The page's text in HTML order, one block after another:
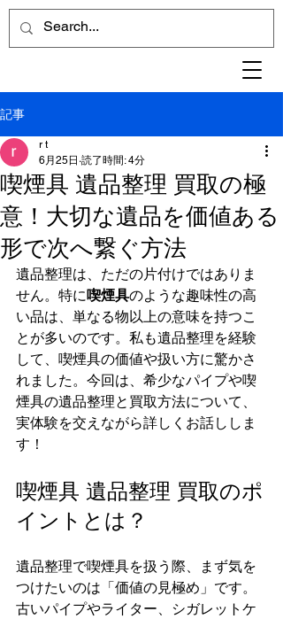
記事
喫煙具 遺品整理 買取の極
意！大切な遺品を価値ある
形で次へ繋ぐ方法
r t
6月25日 読了時間: 4分
遺品整理は、ただの片付けではありま
せん。特に喫煙具のような趣味性の高
い品は、単なる物以上の意味を持つこ
とが多いのです。私も遺品整理を経験
して、喫煙具の価値や扱い方に驚かさ
れました。今回は、希少なパイプや喫
煙具の遺品整理と買取方法について、
実体験を交えながら詳しくお話ししま
す！
喫煙具 遺品整理 買取のポ
イントとは？
遺品整理で喫煙具を扱う際、まず気を
つけたいのは「価値の見極め」です。
古いパイプやライター、シガレットケ